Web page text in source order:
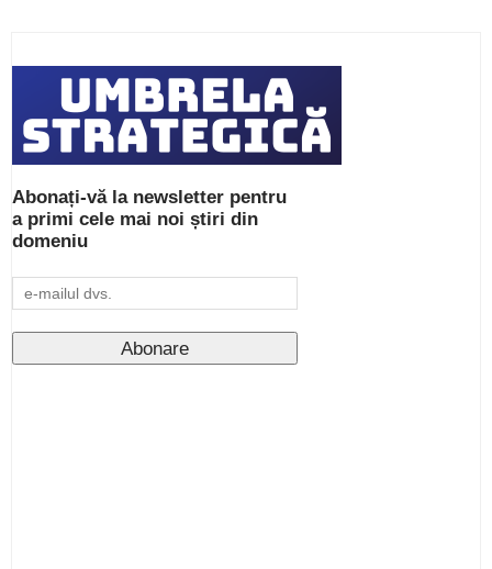
Abonați-vă la newsletter pentru
a primi cele mai noi știri din
domeniu